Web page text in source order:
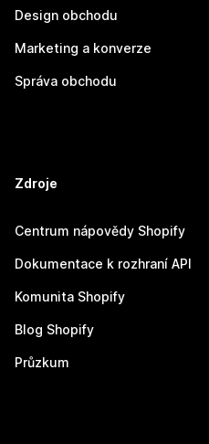
Design obchodu
Marketing a konverze
Správa obchodu
Zdroje
Centrum nápovědy Shopify
Dokumentace k rozhraní API
Komunita Shopify
Blog Shopify
Průzkum